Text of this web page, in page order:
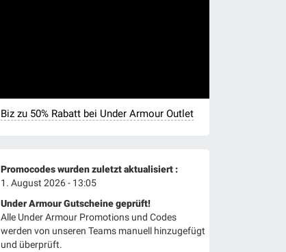
Biz zu 50% Rabatt bei Under Armour Outlet
Promocodes wurden zuletzt aktualisiert :
1. August 2026 - 13:05
Under Armour Gutscheine geprüft!
Alle Under Armour Promotions und Codes
werden von unseren Teams manuell hinzugefügt
und überprüft.